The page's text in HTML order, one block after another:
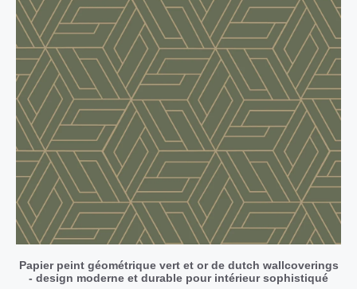
Papier peint géométrique vert et or de dutch wallcoverings
- design moderne et durable pour intérieur sophistiqué